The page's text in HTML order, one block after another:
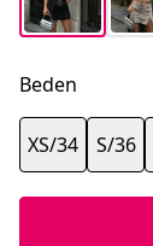
Beden
XS/34 S/36